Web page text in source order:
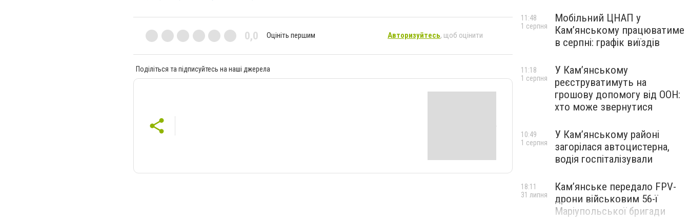
0,0 Оцініть першим Авторизуйтесь, щоб оцінити
Поділіться та підписуйтесь на наші джерела
Мобільний ЦНАП у
Кам’янському працюватиме
в серпні: графік виїздів
11:48
1 серпня
У Кам’янському
реєструватимуть на
грошову допомогу від ООН:
хто може звернутися
11:18
1 серпня
У Кам’янському районі
загорілася автоцистерна,
водія госпіталізували
10:49
1 серпня
Кам’янське передало FPV-
дрони військовим 56-ї
Маріупольської бригади
18:11
31 липня